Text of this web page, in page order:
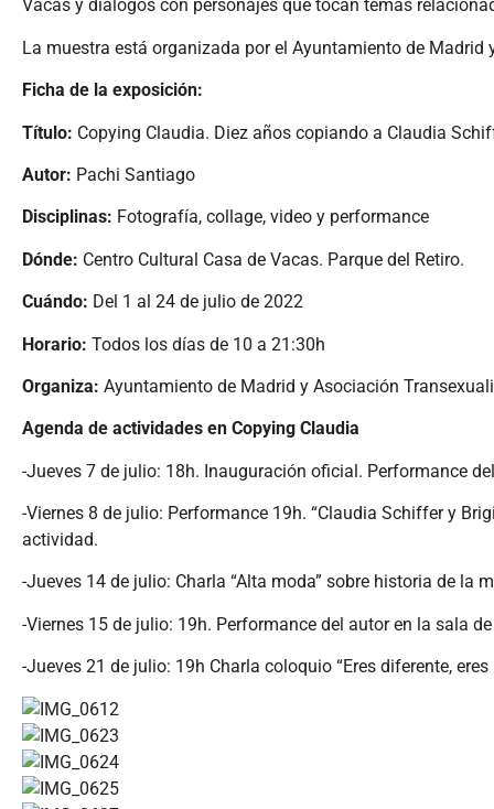
Vacas y diálogos con personajes que tocan temas
La muestra está organizada por el Ayuntamiento de
Ficha de la exposición:
Título: Copying Claudia. Diez años copiando a Claudia
Autor: Pachi Santiago
Disciplinas: Fotografía, collage, video y performance
Dónde: Centro Cultural Casa de Vacas. Parque del Retiro.
Cuándo: Del 1 al 24 de julio de 2022
Horario: Todos los días de 10 a 21:30h
Organiza: Ayuntamiento de Madrid y Asociación
Agenda de actividades en Copying Claudia
-Jueves 7 de julio: 18h. Inauguración oficial. Performance
-Viernes 8 de julio: Performance 19h. “Claudia Schiffer y
actividad.
-Jueves 14 de julio: Charla “Alta moda” sobre historia de
-Viernes 15 de julio: 19h. Performance del autor en la sala
-Jueves 21 de julio: 19h Charla coloquio “Eres diferente, eres